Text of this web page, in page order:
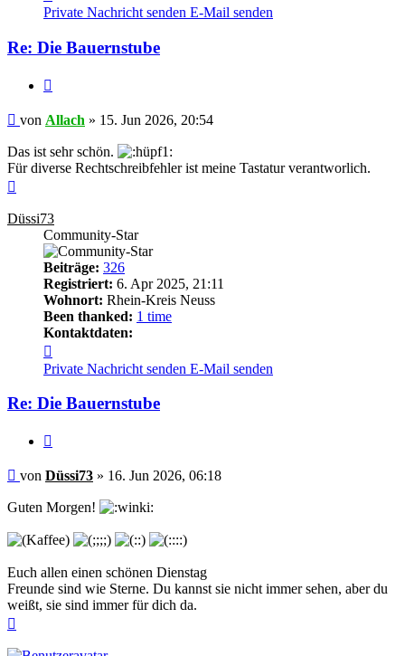
von
Allach
Private Nachricht senden E-Mail senden
Re: Die Bauernstube
Beitrag
von Allach » 15. Jun 2026, 20:54
Das ist sehr schön.
Für diverse Rechtschreibfehler ist meine Tastatur verantworlich.
Düssi73
Community-Star
Beiträge: 326
Registriert: 6. Apr 2025, 21:11
Wohnort: Rhein-Kreis Neuss
Been thanked: 1 time
Kontaktdaten:
von
Düssi73
Private Nachricht senden E-Mail senden
Re: Die Bauernstube
Beitrag
von Düssi73 » 16. Jun 2026, 06:18
Guten Morgen!
Euch allen einen schönen Dienstag
Freunde sind wie Sterne. Du kannst sie nicht immer sehen, aber du
weißt, sie sind immer für dich da.